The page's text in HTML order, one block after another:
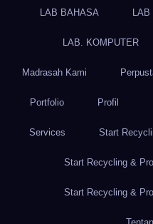
LAB BAHASA LAB
LAB. KOMPUTER
Madrasah Kami
Portfolio Profil
Services Start
Start Recycling &
Start Recycling &